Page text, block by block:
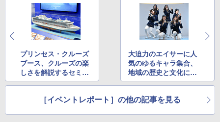
A26 地球の歩き方 チェコ ポーランド スロヴ
ァキア 2026～2027 地球の歩き方A ヨーロッ
パ
￥2,277
新しい日本地理 地図・統計・移動から読み
解く (講談社現代新書)
テント ワンタッチ RENEW 幅200 2-3人用 43
500002(88859)
￥5,999
[キャンパーズコレクション 山善] 傘みたいに
広げるだけ パッとサッとテント ブラックコ
ーティング フルクローズ メッシュ 3-4人用
簡単設置 ポップアップテント エクルベージ
BUNDOK(バンドック)ソロ ドーム 1 EX BDK
-08EX カーキ ソロキャンプ ポリエステル フ
レーム ドーム型 テント
￥-
DEWEL パラソル 大型 ビーチ アウトドアパ
ラソル ガーデン サイトシート付 折りたたみ
防水 UVカット 4段階高さ調整 軽量 収納袋付
プリンセス・クルーズ
ブース、クルーズの楽
しさを解説するセミナ
ーを実施
大迫力のエイサーに人
気のゆるキャラ集合、
地域の歴史と文化に注
目した日本ステージ
［イベントレポート］の他の記事を見る